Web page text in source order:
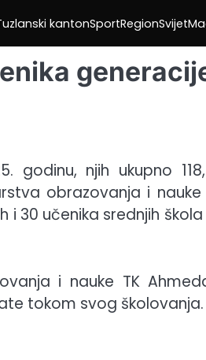
kantonSportRegionSvijet
godinu, njih ukupno
obrazovanja i nauke
30 učenika srednjih
i nauke TK
tokom svog školovanja.